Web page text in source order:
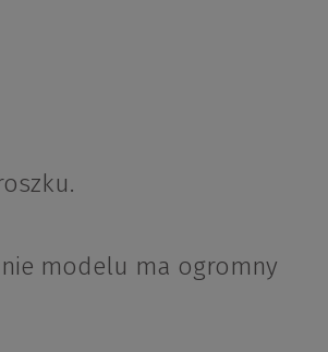
modelu ma ogromny